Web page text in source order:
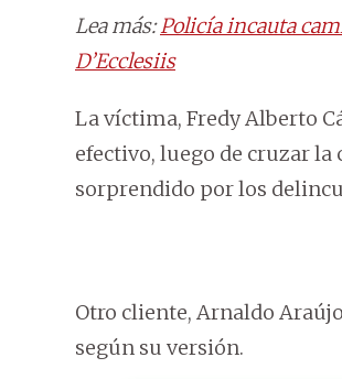
Lea más:Policía incauta
D’Ecclesiis
La víctima, Fredy Alberto
efectivo, luego de cruzar la
sorprendido por los
Otro cliente, Arnaldo
según su versión.